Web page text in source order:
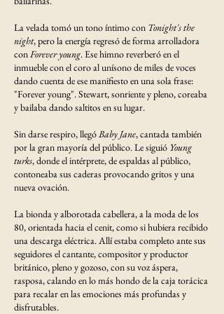
La velada tomó un tono íntimo con Tonight's the
night, pero la energía regresó de forma arrolladora
conForever young. Ese himno reverberó en el
inmueble con el coro al unísono de miles de voces
dando cuenta de ese manifiesto en una sola frase:
"Forever young". Stewart, sonriente y pleno, coreaba
y bailaba dando saltitos en su lugar.
Sin darse respiro, llegóBaby Jane, cantada también
por la gran mayoría del público. Le siguió Young
turks, donde el intérprete, de espaldas al público,
contoneaba sus caderas provocando gritos y una
nueva ovación.
La bionda y alborotada cabellera, a la moda de los
80, orientada hacia el cenit, como si hubiera recibido
una descarga eléctrica. Allí estaba completo ante sus
seguidores el cantante, compositor y productor
británico, pleno y gozoso, con su voz áspera,
rasposa, calando en lo más hondo de la caja torácica
para recalar en las emociones más profundas y
disfrutables.